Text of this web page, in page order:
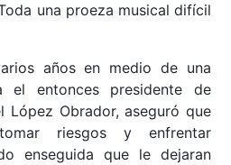
una proeza musical difícil
años en medio de una
el entonces presidente de
López Obrador, aseguró que
riesgos y enfrentar
enseguida que le dejaran